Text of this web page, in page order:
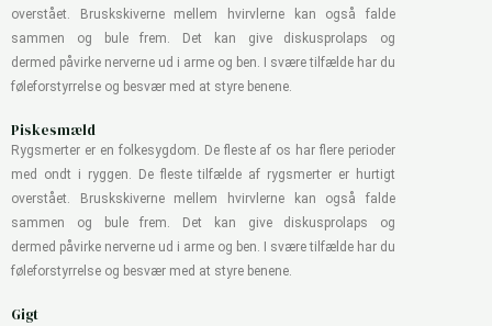
overstået. Bruskskiverne mellem hvirvlerne kan også falde
sammen og bule frem. Det kan give diskusprolaps og
dermed påvirke nerverne ud i arme og ben. I svære tilfælde har du
føleforstyrrelse og besvær med at styre benene.
Piskesmæld
Rygsmerter er en folkesygdom. De fleste af os har flere perioder
med ondt i ryggen. De fleste tilfælde af rygsmerter er hurtigt
overstået. Bruskskiverne mellem hvirvlerne kan også falde
sammen og bule frem. Det kan give diskusprolaps og
dermed påvirke nerverne ud i arme og ben. I svære tilfælde har du
føleforstyrrelse og besvær med at styre benene.
Gigt